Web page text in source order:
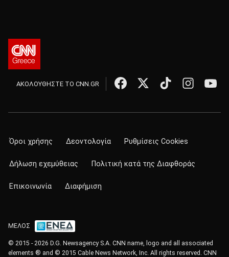
ΑΚΟΛΟΥΘΗΣΤΕ ΤΟ CNN.GR
Όροι χρήσης Δεοντολογία Ρυθμίσεις Cookies
Δήλωση εχεμύθειας Πολιτική κατά της Διαφθοράς
Επικοινωνία Διαφήμιση
ΜΕΛΟΣ
© 2015 - 2026 D.G. Newsagency S.A. CNN name, logo and all associated
elements ® and © 2015 Cable News Network, Inc. All rights reserved. CNN